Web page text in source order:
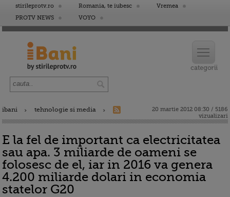
stirileprotv.ro Romania, te iubesc
Vremea
PROTV NEWS
VOYO
ibani tehnologie si media
20 martie 2012 08:30 / 5186
vizualizari
E la fel de important ca electricitatea
sau apa. 3 miliarde de oameni se
folosesc de el, iar in 2016 va genera
4.200 miliarde dolari in economia
statelor G20